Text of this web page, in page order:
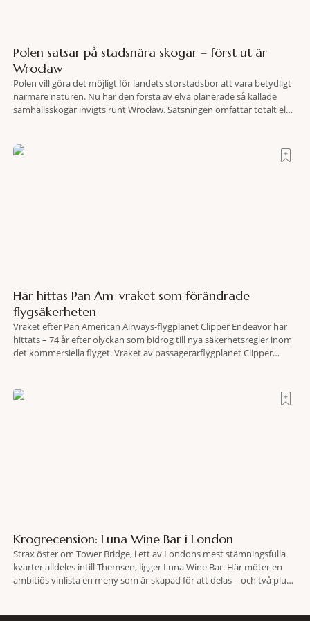
Polen satsar på stadsnära skogar – först ut är
Wrocław
Polen vill göra det möjligt för landets storstadsbor att vara betydligt
närmare naturen. Nu har den första av elva planerade så kallade
samhällsskogar invigts runt Wrocław. Satsningen omfattar totalt elva
fler människor ska kunna promenera, motionera
Här hittas Pan Am-vraket som förändrade
flygsäkerheten
Vraket efter Pan American Airways-flygplanet Clipper Endeavor har
hittats – 74 år efter olyckan som bidrog till nya säkerhetsregler inom
det kommersiella flyget. Vraket av passagerarflygplanet Clipper
lokaliserades den 2 juni i år med hjälp
Krogrecension: Luna Wine Bar i London
Strax öster om Tower Bridge, i ett av Londons mest stämningsfulla
kvarter alldeles intill Themsen, ligger Luna Wine Bar. Här möter en
ambitiös vinlista en meny som är skapad för att delas – och två plus